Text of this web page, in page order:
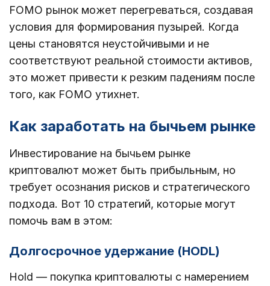
FOMO рынок может перегреваться, создавая
условия для формирования пузырей. Когда
цены становятся неустойчивыми и не
соответствуют реальной стоимости активов,
это может привести к резким падениям после
того, как FOMO утихнет.
Как заработать на бычьем рынке
Инвестирование на бычьем рынке
криптовалют может быть прибыльным, но
требует осознания рисков и стратегического
подхода. Вот 10 стратегий, которые могут
помочь вам в этом:
Долгосрочное удержание (HODL)
Hold — покупка криптовалюты с намерением